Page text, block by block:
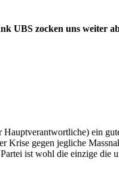
UBS zocken uns weiter
Hauptverantwortliche) ein
Krise gegen jegliche
ist wohl die einzige die